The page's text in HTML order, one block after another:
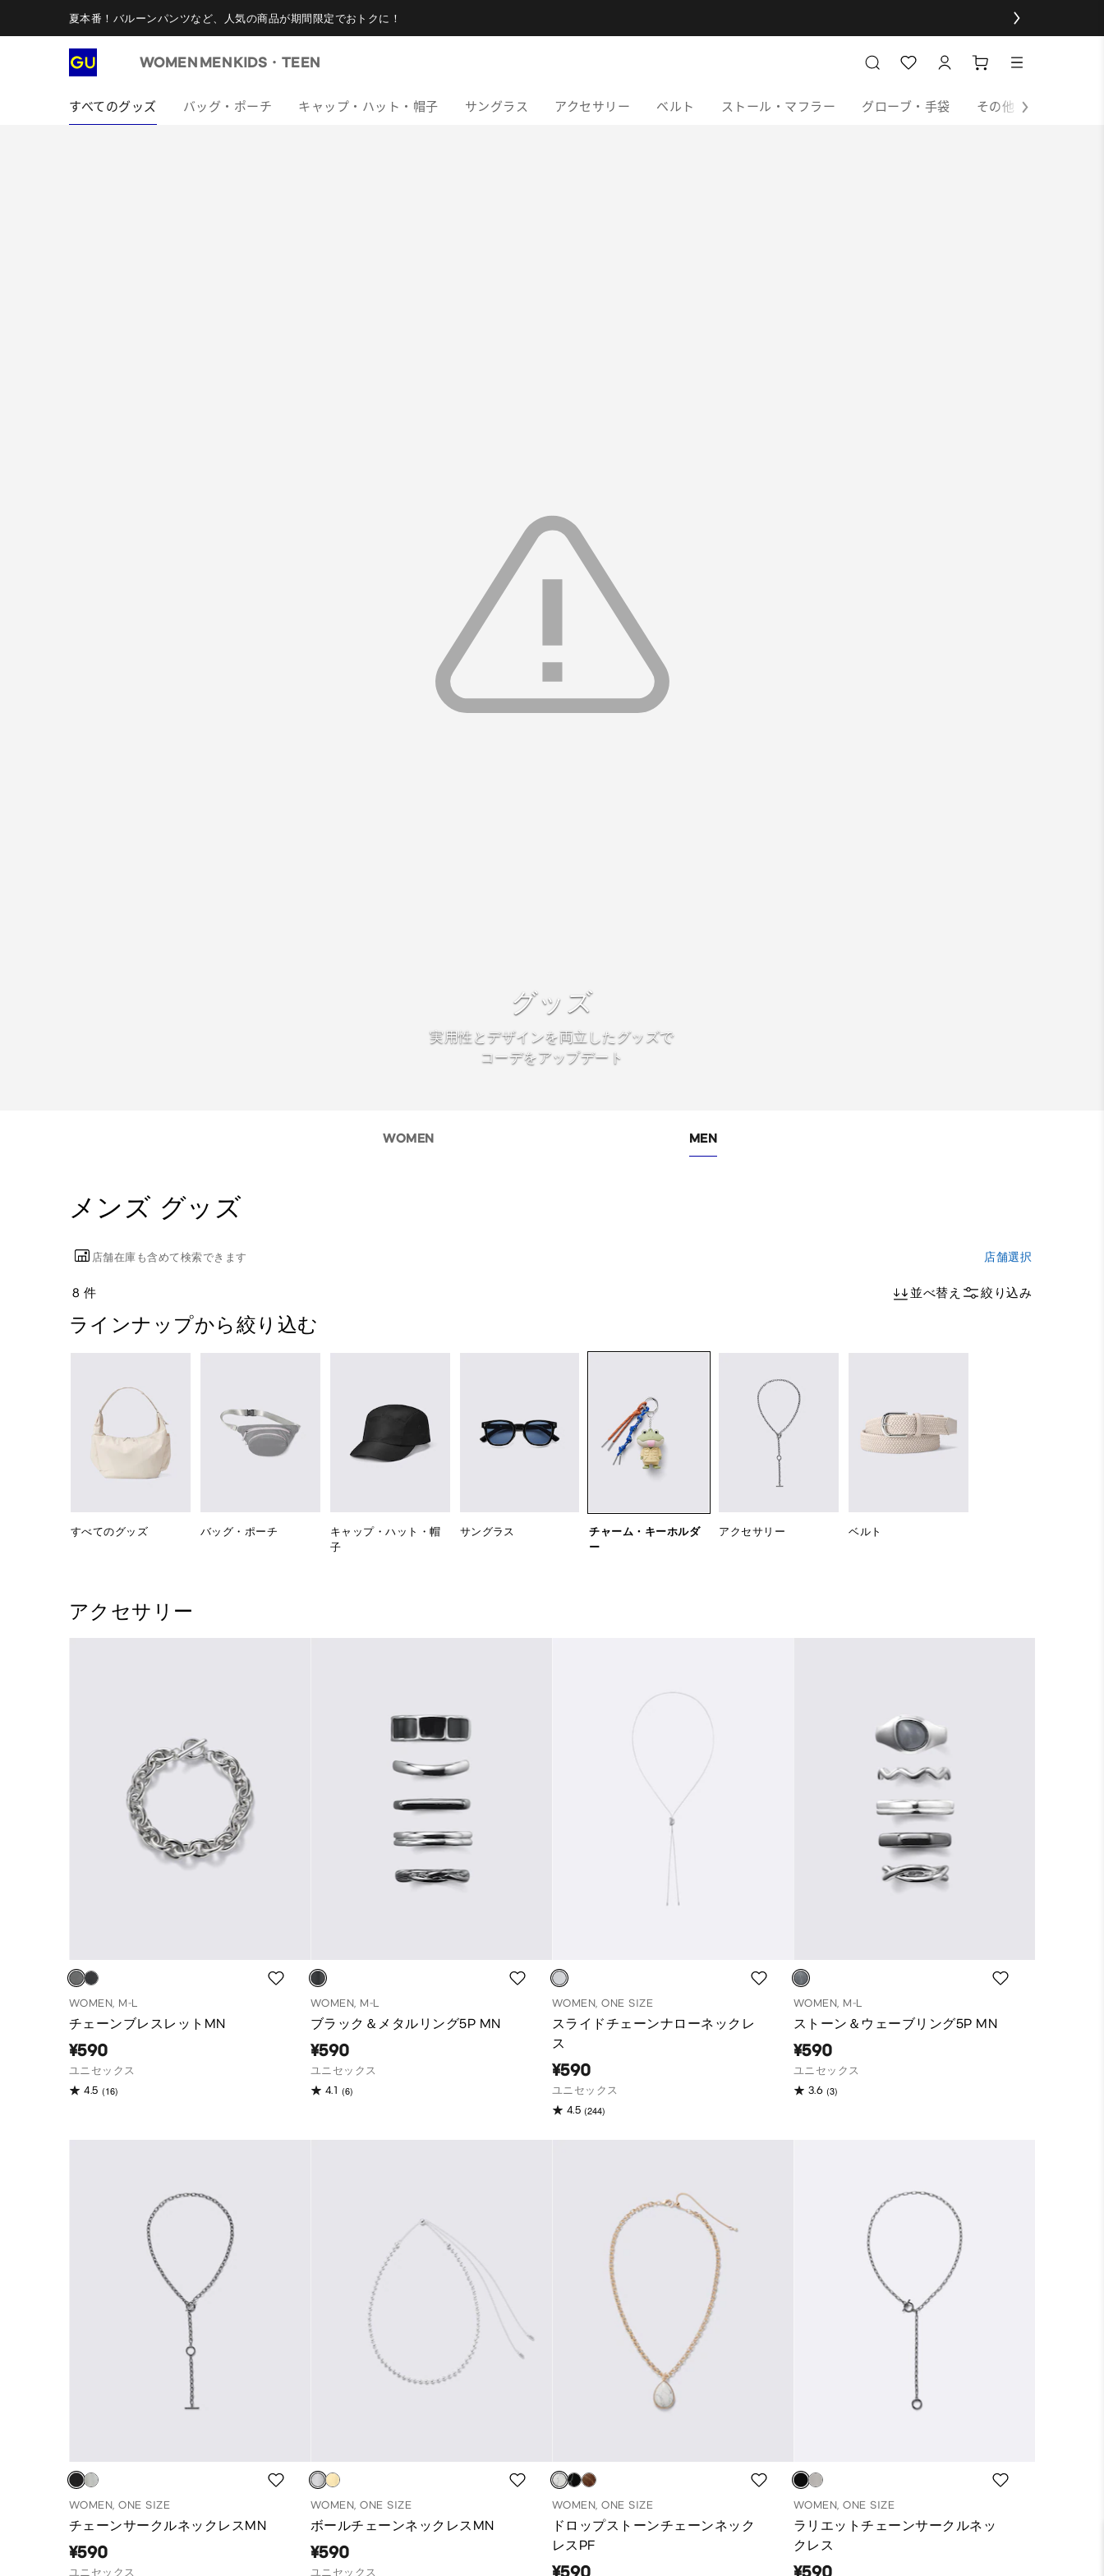
夏本番！バルーンパンツなど、人気の商品が期間限定でおトクに！
WOMEN MENKIDS・TEEN
すべてのグッズ バッグ・ポーチ キャップ・ハット・帽子 サングラス アクセサリー ベルト ストール・マフラー グローブ・手袋 その他
グッズ
実用性とデザインを両立したグッズで
コーデをアップデート
WOMEN MEN
メンズ グッズ
店舗在庫も含めて検索できます 店舗選択
8 件 並べ替え 絞り込み
ラインナップから絞り込む
すべてのグッズ バッグ・ポーチ
キャップ・ハット・帽
子
サングラス
チャーム・キーホルダ
ー
アクセサリー ベルト
アクセサリー
WOMEN, M-L
チェーンブレスレットMN
¥590
ユニセックス
4.5 (16)
WOMEN, M-L
ブラック＆メタルリング5P MN
¥590
ユニセックス
4.1 (6)
WOMEN, ONE SIZE
スライドチェーンナローネックレ
ス
¥590
ユニセックス
4.5 (244)
WOMEN, M-L
ストーン＆ウェーブリング5P MN
¥590
ユニセックス
3.6 (3)
WOMEN, ONE SIZE
チェーンサークルネックレスMN
¥590
ユニセックス
WOMEN, ONE SIZE
ボールチェーンネックレスMN
¥590
ユニセックス
WOMEN, ONE SIZE
ドロップストーンチェーンネック
レスPF
WOMEN, ONE SIZE
ラリエットチェーンサークルネッ
クレス